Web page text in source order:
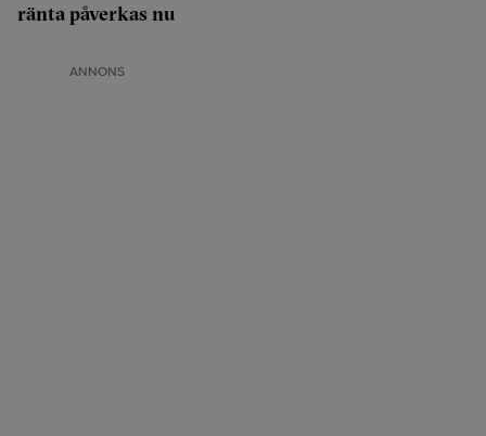
ränta påverkas nu
ANNONS